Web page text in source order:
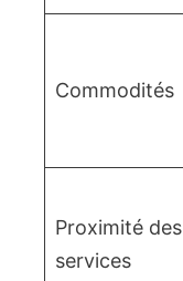
Commodités
Proximité des
services